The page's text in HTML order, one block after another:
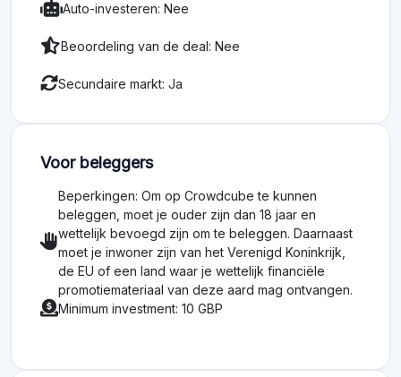
Auto-investeren: Nee
Beoordeling van de deal: Nee
Secundaire markt: Ja
Voor beleggers
Beperkingen: Om op Crowdcube te kunnen
beleggen, moet je ouder zijn dan 18 jaar en
wettelijk bevoegd zijn om te beleggen. Daarnaast
moet je inwoner zijn van het Verenigd Koninkrijk,
de EU of een land waar je wettelijk financiële
promotiemateriaal van deze aard mag ontvangen.
Minimum investment: 10 GBP